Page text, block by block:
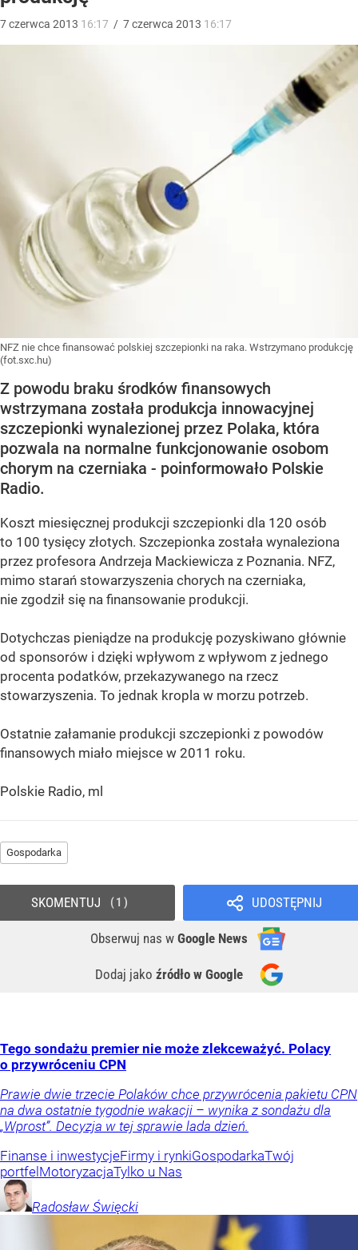
7czerwca 2013 16:17 / 7czerwca 2013 16:17
NFZ nie chce finansować polskiej szczepionki na raka. Wstrzymano produkcję
(fot.sxc.hu)
Z powodu braku środków finansowych
wstrzymana została produkcja innowacyjnej
szczepionki wynalezionej przez Polaka, która
pozwala na normalne funkcjonowanie osobom
chorym na czerniaka - poinformowało Polskie
Radio.
Koszt miesięcznej produkcji szczepionki dla 120 osób
to 100 tysięcy złotych. Szczepionka została wynaleziona
przez profesora Andrzeja Mackiewicza z Poznania. NFZ,
mimo starań stowarzyszenia chorych na czerniaka,
nie zgodził się na finansowanie produkcji.
Dotychczas pieniądze na produkcję pozyskiwano głównie
od sponsorów i dzięki wpływom z wpływom z jednego
procenta podatków, przekazywanego na rzecz
stowarzyszenia. To jednak kropla w morzu potrzeb.
Ostatnie załamanie produkcji szczepionki z powodów
finansowych miało miejsce w 2011 roku.
Polskie Radio, ml
Gospodarka
UDOSTĘPNIJ
Obserwuj nas w Google News
Dodaj jako źródło w Google
SKOMENTUJ 1
Tego sondażu premier nie może zlekceważyć. Polacy
o przywróceniu CPN
Prawie dwie trzecie Polaków chce przywrócenia pakietu CPN
na dwa ostatnie tygodnie wakacji – wynika z sondażu dla
„Wprost”. Decyzja w tej sprawie lada dzień.
Finanse i inwestycjeFirmy i rynkiGospodarkaTwój
portfel MotoryzacjaTylko u Nas
Radosław Święcki